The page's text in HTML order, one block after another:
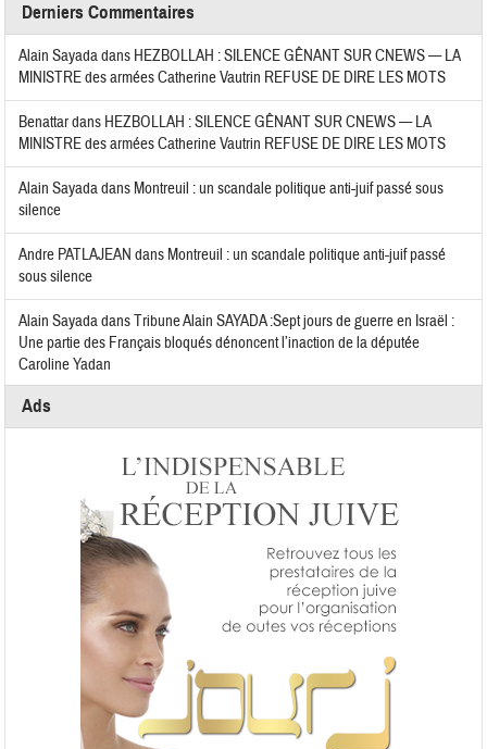
Derniers Commentaires
Alain Sayadadans HEZBOLLAH : SILENCE GÊNANT SUR CNEWS — LA
MINISTRE des armées Catherine Vautrin REFUSE DE DIRE LES MOTS
Benattardans HEZBOLLAH : SILENCE GÊNANT SUR CNEWS — LA
MINISTRE des armées Catherine Vautrin REFUSE DE DIRE LES MOTS
Alain Sayadadans Montreuil : un scandale politique anti-juif passé sous
silence
Andre PATLAJEAN dans Montreuil : un scandale politique anti-juif passé
sous silence
Alain SayadadansTribune Alain SAYADA :Sept jours de guerre en Israël :
Une partie des Français bloqués dénoncent l’inaction de la députée
Caroline Yadan
Ads